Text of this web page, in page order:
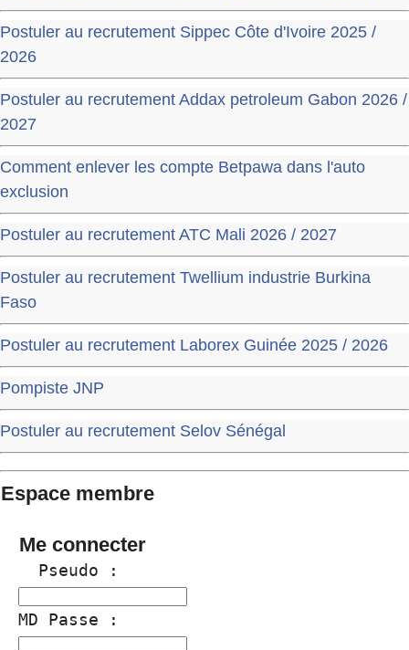
Postuler au recrutement Sippec Côte d'Ivoire 2025 /
2026
Postuler au recrutement Addax petroleum Gabon 2026 /
2027
Comment enlever les compte Betpawa dans l'auto
exclusion
Postuler au recrutement ATC Mali 2026 / 2027
Postuler au recrutement Twellium industrie Burkina
Faso
Postuler au recrutement Laborex Guinée 2025 / 2026
Pompiste JNP
Postuler au recrutement Selov Sénégal
Espace membre
Me connecter
  Pseudo :
MD Passe :